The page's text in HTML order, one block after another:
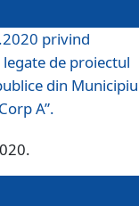
privind
de proiectul
din
A”.